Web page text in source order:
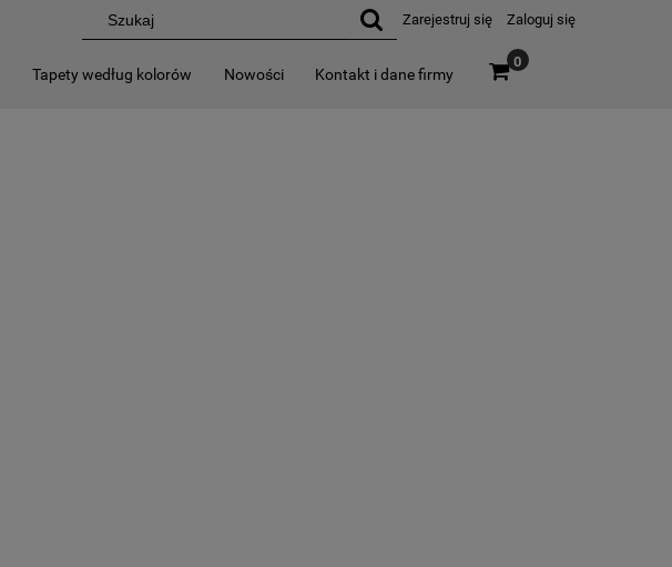
Zarejestruj się Zaloguj się
Tapety według kolorów Nowości Kontakt i dane firmy
0